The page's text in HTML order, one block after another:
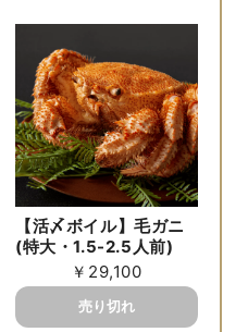
【活〆ボイル】毛ガニ
(特大・1.5-2.5人前)
￥29,100